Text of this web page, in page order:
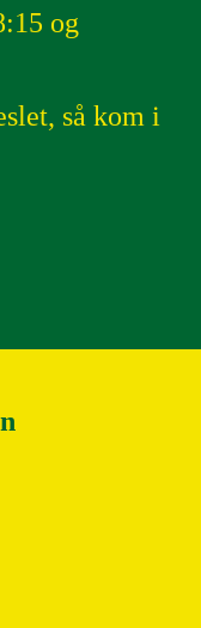
og
så kom i